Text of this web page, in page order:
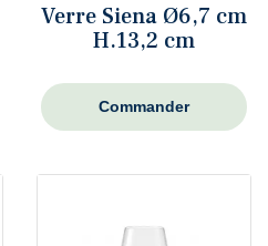
Verre Siena Ø6,7 cm
H.13,2 cm
Commander